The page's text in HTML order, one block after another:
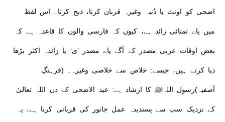
اضحی کو اونٹ یا دُنبہ وغیرہ قربان کرنا، ذبح کرنا۔ اس لفظ
میں یاے تمنائی زائد ہے، کیوں کہ فارسی والوں کا قاعدہ ہے کہ
بعض اوقات عربی مصدر کے آگے یاے مصدر ’ی‘ یا زائدہ اکثر بڑھا
دیا کرتے ہیں، جیسے: خلاص سے خلاصی وغیرہ۔ (فرہنگِ
آصفیہ)رسول اللہﷺ کا ارشاد ہے: عید الاضحی کے دن اللہ تعالیٰ
کے نزدیک سب سے پسندیدہ عمل جانور کی قربانی کرنا ہے، یہ